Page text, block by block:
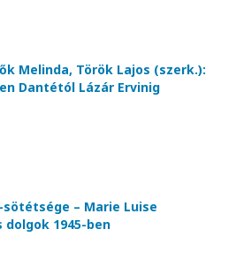
Melinda, Török Lajos (szerk.):
Dantétól Lázár Ervinig
– Marie Luise
dolgok 1945-ben